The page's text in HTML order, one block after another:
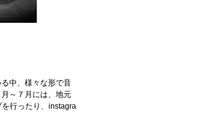
中、様々な形で音
～７月には、地元
行ったり、instagra